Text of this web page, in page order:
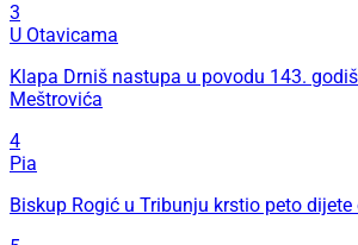
3
U Otavicama
Klapa Drniš nastupa u povodu 143.
Meštrovića
4
Pia
Biskup Rogić u Tribunju krstio peto